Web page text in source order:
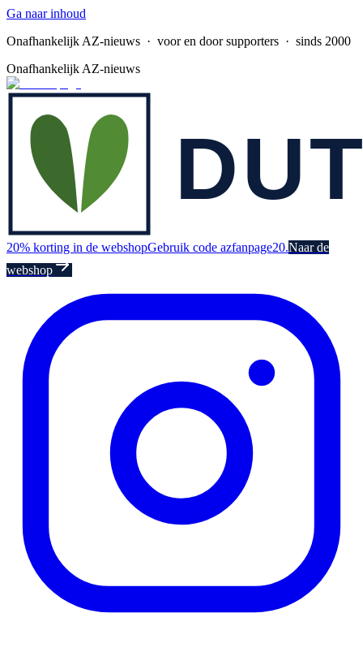
Ga naar inhoud
Onafhankelijk AZ-nieuws · voor en door supporters · sinds 2000
Onafhankelijk AZ-nieuws
20% korting in de webshopGebruik code azfanpage20.Naar de
webshop